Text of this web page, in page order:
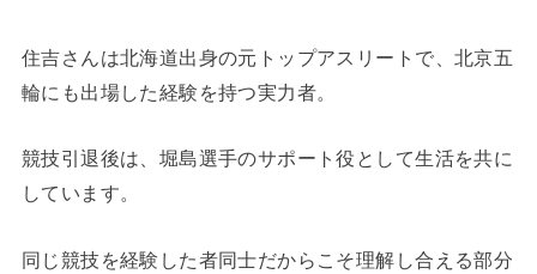
住吉さんは北海道出身の元トップアスリートで、北京五
輪にも出場した経験を持つ実力者。
競技引退後は、堀島選手のサポート役として生活を共に
しています。
同じ競技を経験した者同士だからこそ理解し合える部分